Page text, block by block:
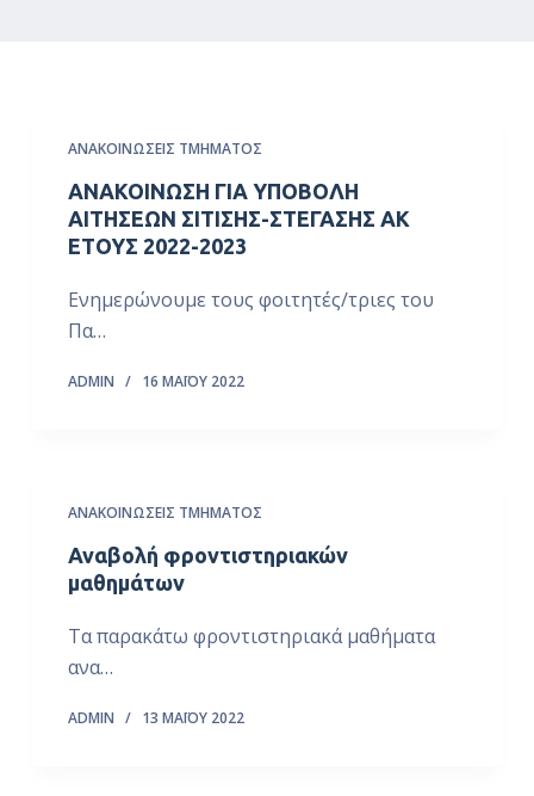
ΑΝΑΚΟΙΝΏΣΕΙΣ ΤΜΉΜΑΤΟΣ
ΑΝΑΚΟΙΝΩΣΗ ΓΙΑ ΥΠΟΒΟΛΗ
ΑΙΤΗΣΕΩΝ ΣΙΤΙΣΗΣ-ΣΤΕΓΑΣΗΣ ΑΚ
ΕΤΟΥΣ 2022-2023
Ενημερώνουμε τους φοιτητές/τριες του
Πα…
ADMIN 16 ΜΑΪ́ΟΥ 2022
ΑΝΑΚΟΙΝΏΣΕΙΣ ΤΜΉΜΑΤΟΣ
Αναβολή φροντιστηριακών
μαθημάτων
Τα παρακάτω φροντιστηριακά μαθήματα
ανα…
ADMIN 13 ΜΑΪ́ΟΥ 2022